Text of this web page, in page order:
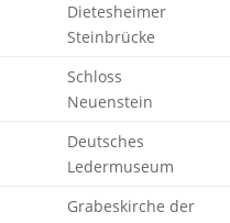
Dietesheimer
Steinbrücke
Schloss
Neuenstein
Deutsches
Ledermuseum
Grabeskirche der